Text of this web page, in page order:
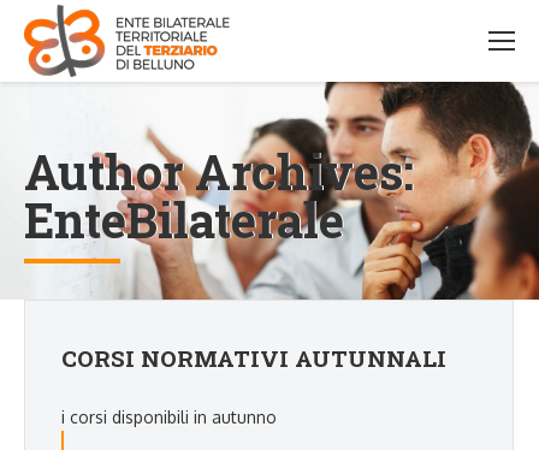
Author Archives:
EnteBilaterale
CORSI NORMATIVI AUTUNNALI
i corsi disponibili in autunno